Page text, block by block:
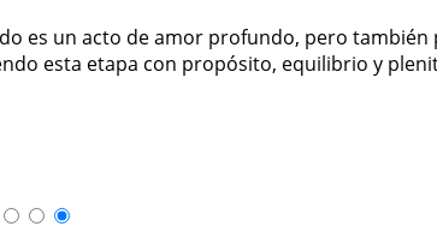
es un acto de amor profundo, pero
esta etapa con propósito, equilibrio y